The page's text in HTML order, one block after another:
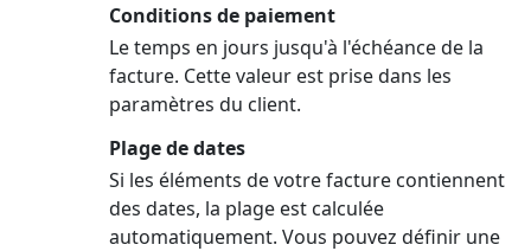
Conditions de paiement
Le temps en jours jusqu'à l'échéance de la
facture. Cette valeur est prise dans les
paramètres du client.
Plage de dates
Si les éléments de votre facture contiennent
des dates, la plage est calculée
automatiquement. Vous pouvez définir une